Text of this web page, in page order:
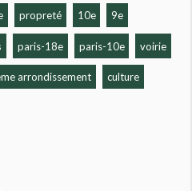
propreté 10e 9e
paris-18e paris-10e voirie
arrondissement culture